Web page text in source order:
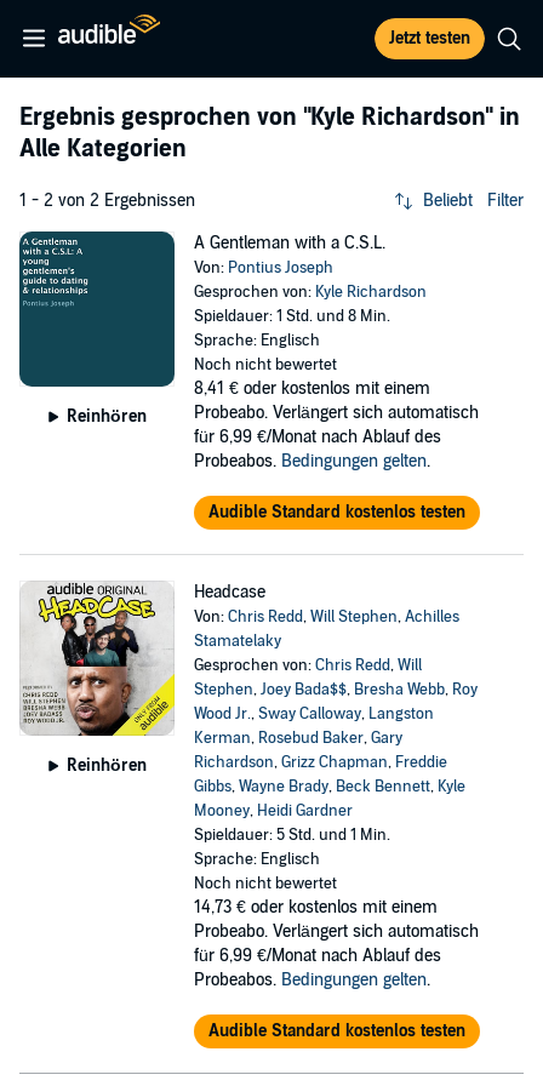
Jetzt testen
Ergebnis gesprochen von "Kyle Richardson" in
Alle Kategorien
1 - 2 von 2 Ergebnissen Beliebt Filter
Reinhören
A Gentleman with a C.S.L.
Von: Pontius Joseph
Gesprochen von: Kyle Richardson
Spieldauer: 1 Std. und 8 Min.
Sprache: Englisch
Noch nicht bewertet
8,41 € oder kostenlos mit einem
Probeabo. Verlängert sich automatisch
für 6,99 €/Monat nach Ablauf des
Probeabos. Bedingungen gelten.
Audible Standard kostenlos testen
Reinhören
Headcase
Von:Chris Redd,Will Stephen,Achilles
Stamatelaky
Gesprochen von:Chris Redd,Will
Stephen,Joey Bada$$, Bresha Webb, Roy
Wood Jr.,Sway Calloway, Langston
Kerman, Rosebud Baker,Gary
Richardson,Grizz Chapman, Freddie
Gibbs,Wayne Brady, Beck Bennett, Kyle
Mooney, Heidi Gardner
Spieldauer: 5 Std. und 1 Min.
Sprache: Englisch
Noch nicht bewertet
14,73 € oder kostenlos mit einem
Probeabo. Verlängert sich automatisch
für 6,99 €/Monat nach Ablauf des
Probeabos. Bedingungen gelten.
Audible Standard kostenlos testen